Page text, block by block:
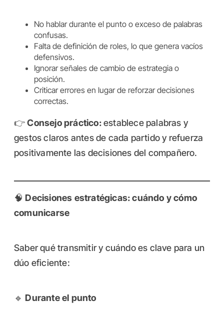
No hablar durante el punto o exceso de palabras
confusas.
Falta de definición de roles, lo que genera vacíos
defensivos.
Ignorar señales de cambio de estrategia o
posición.
Criticar errores en lugar de reforzar decisiones
correctas.
👉Consejo práctico:establece palabras y
gestos claros antes de cada partido y refuerza
positivamente las decisiones del compañero.
🧠Decisiones estratégicas: cuándo y cómo
comunicarse
Saber qué transmitir y cuándo es clave para un
dúo eficiente:
🔹Durante el punto